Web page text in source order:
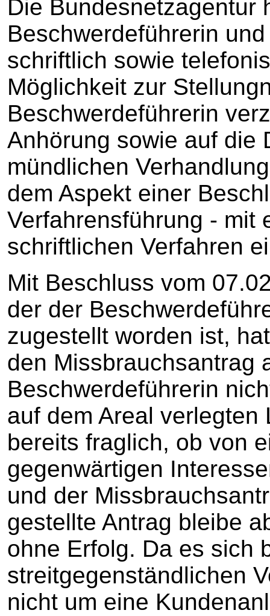
Die Bundesnetzagentur
Beschwerdeführerin
schriftlich sowie
Möglichkeit zur
Beschwerdeführerin
Anhörung sowie auf die
mündlichen
dem Aspekt einer
Verfahrensführung - mit
schriftlichen Verfahren
Mit Beschluss vom
der der
zugestellt worden ist,
den Missbrauchsantrag
Beschwerdeführerin
auf dem Areal
bereits fraglich, ob von
gegenwärtigen
und der
gestellte Antrag bleibe
ohne Erfolg. Da es sich
streitgegenständlichen
nicht um eine